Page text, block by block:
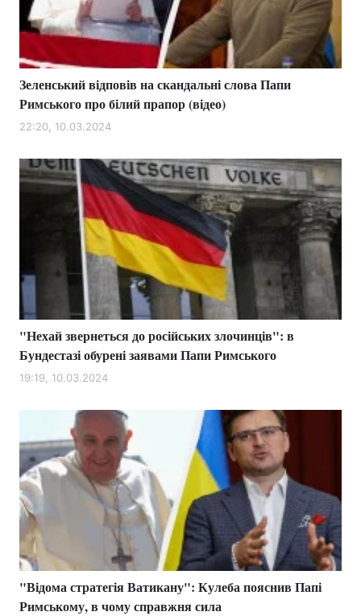
Зеленський відповів на скандальні слова Папи
Римського про білий прапор (відео)
22:20, 10.03.2024
"Нехай звернеться до російських злочинців": в
Бундестазі обурені заявами Папи Римського
19:19, 10.03.2024
"Відома стратегія Ватикану": Кулеба пояснив Папі
Римському, в чому справжня сила